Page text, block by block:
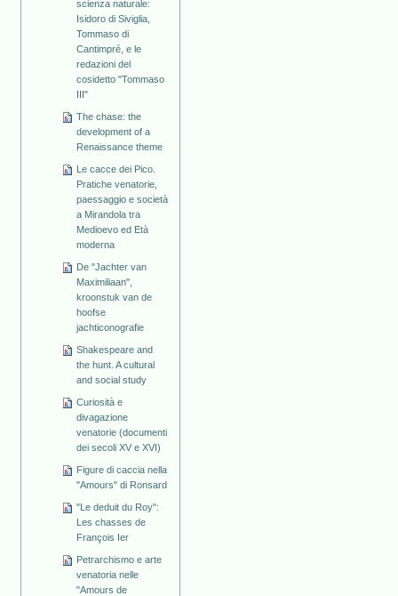
scienza naturale:
Isidoro di Siviglia,
Tommaso di
Cantimpré, e le
redazioni del
cosidetto "Tommaso
III"
The chase: the
development of a
Renaissance theme
Le cacce dei Pico.
Pratiche venatorie,
paessaggio e società
a Mirandola tra
Medioevo ed Età
moderna
De "Jachter van
Maximiliaan",
kroonstuk van de
hoofse
jachticonografie
Shakespeare and
the hunt. A cultural
and social study
Curiosità e
divagazione
venatorie (documenti
dei secoli XV e XVI)
Figure di caccia nella
"Amours" di Ronsard
"Le deduit du Roy":
Les chasses de
François Ier
Petrarchismo e arte
venatoria nelle
"Amours de